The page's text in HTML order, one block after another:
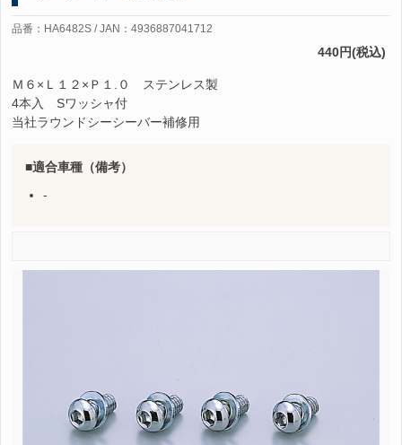
品番：HA6482S / JAN：4936887041712
440円(税込)
Ｍ６×Ｌ１２×Ｐ１.０ ステンレス製
4本入 Sワッシャ付
当社ラウンドシーシーバー補修用
適合車種（備考）
-